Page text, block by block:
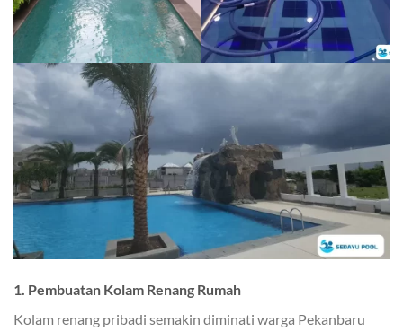
1. Pembuatan Kolam Renang Rumah
Kolam renang pribadi semakin diminati warga Pekanbaru